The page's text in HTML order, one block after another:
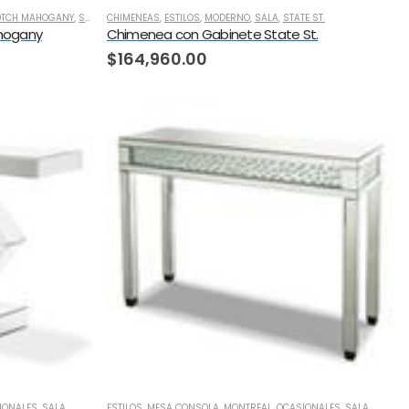
MAHOGANY, SALA ,TRANSICIONAL
CHIMENEAS, ESTILOS, MODERNO, SALA, STATE ST.
Chimenea con Gabinete State St.
$164,960.00